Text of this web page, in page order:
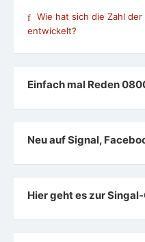
Wie hat sich die Zahl
entwickelt?
Einfach mal Reden
Neu auf Signal,
Hier geht es zur